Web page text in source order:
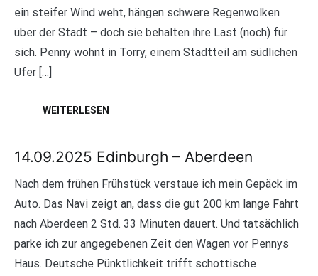
ein steifer Wind weht, hängen schwere Regenwolken
über der Stadt – doch sie behalten ihre Last (noch) für
sich. Penny wohnt in Torry, einem Stadtteil am südlichen
Ufer […]
WEITERLESEN
14.09.2025 Edinburgh – Aberdeen
Nach dem frühen Frühstück verstaue ich mein Gepäck im
Auto. Das Navi zeigt an, dass die gut 200 km lange Fahrt
nach Aberdeen 2 Std. 33 Minuten dauert. Und tatsächlich
parke ich zur angegebenen Zeit den Wagen vor Pennys
Haus. Deutsche Pünktlichkeit trifft schottische